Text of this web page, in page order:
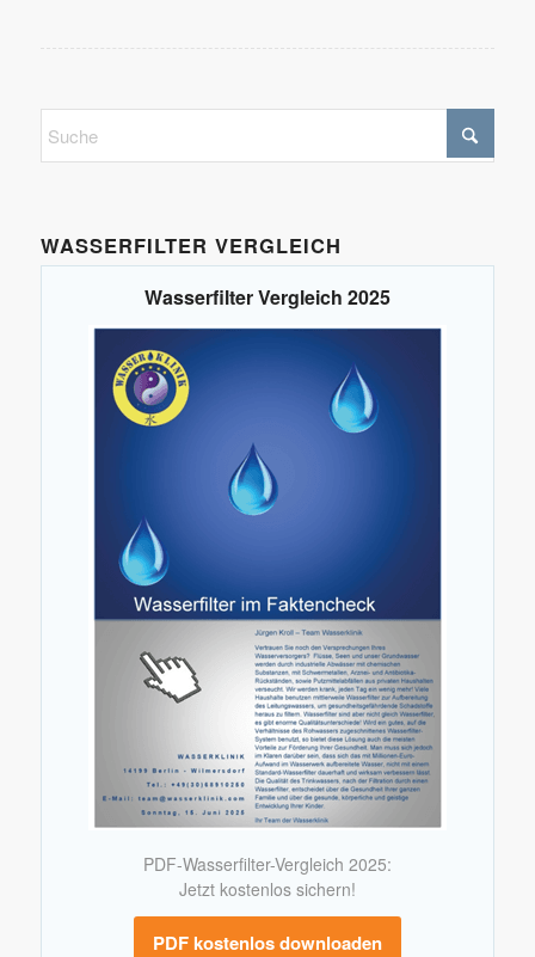
WASSERFILTER VERGLEICH
Wasserfilter Vergleich 2025
PDF-Wasserfilter-Vergleich 2025:
Jetzt kostenlos sichern!
PDF kostenlos downloaden